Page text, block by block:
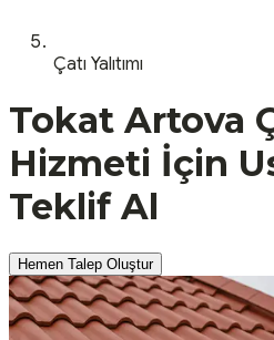
Çatı Yalıtımı
Tokat Artova
Hizmeti İçin
Teklif Al
Hemen Talep Oluştur